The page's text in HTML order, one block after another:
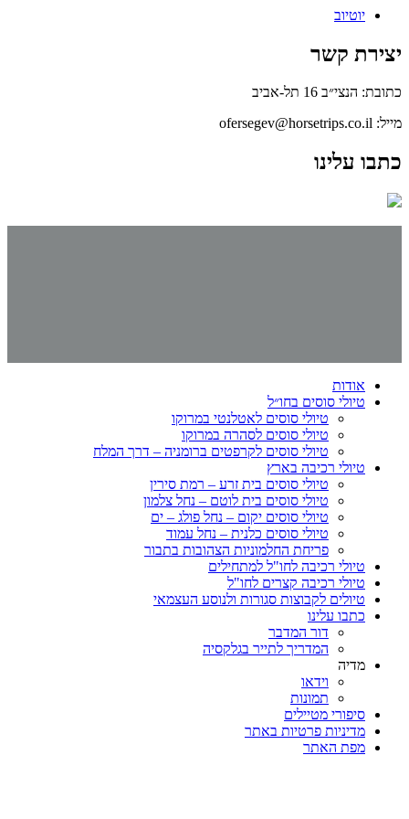
יוטיוב
יצירת קשר
כתובת: הנצי״ב 16 תל-אביב
מייל: ofersegev@horsetrips.co.il
כתבו עלינו
אודות
טיולי סוסים בחו״ל
טיולי סוסים לאטלנטי במרוקו
טיולי סוסים לסהרה במרוקו
טיולי סוסים לקרפטים ברומניה – דרך המלח
טיולי רכיבה בארץ
טיולי סוסים בית זרע – רמת סירין
טיולי סוסים בית לוטם – נחל צלמון
טיולי סוסים יקום – נחל פולג – ים
טיולי סוסים כלנית – נחל עמוד
פריחת החלמוניות הצהובות בתבור
טיולי רכיבה לחו"ל למתחילים
טיולי רכיבה קצרים לחו"ל
טיולים לקבוצות סגורות ולנוסע העצמאי
כתבו עלינו
דור המדבר
המדריך לתייר בגלקסיה
מדיה
וידאו
תמונות
סיפורי מטיילים
מדיניות פרטיות באתר
מפת האתר